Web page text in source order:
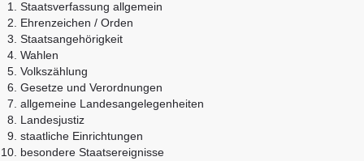
Staatsverfassung allgemein
Ehrenzeichen / Orden
Staatsangehörigkeit
Wahlen
Volkszählung
Gesetze und Verordnungen
allgemeine Landesangelegenheiten
Landesjustiz
staatliche Einrichtungen
besondere Staatsereignisse